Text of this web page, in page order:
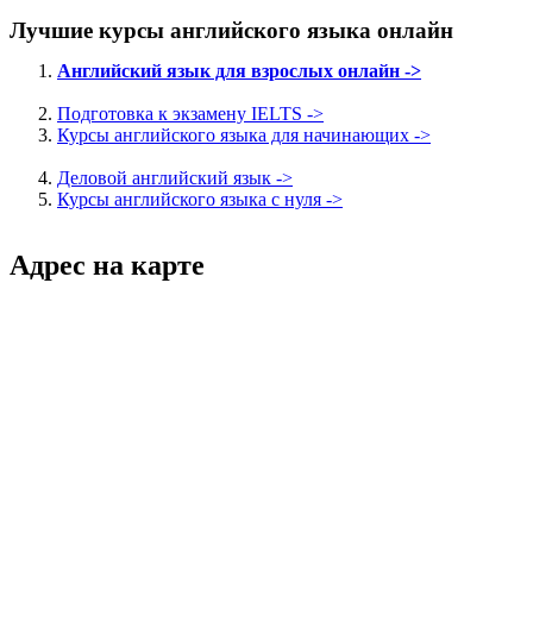
Лучшие курсы английского языка онлайн
Английский язык для взрослых онлайн ->
Подготовка к экзамену IELTS ->
Курсы английского языка для начинающих ->
Деловой английский язык ->
Курсы английского языка с нуля ->
Адрес на карте